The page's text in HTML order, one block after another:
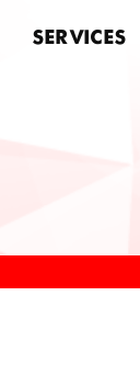
SERVICES